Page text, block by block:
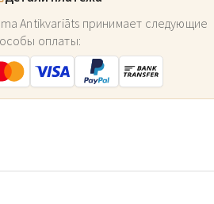
Antikvariāts принимает следующие
оплаты: